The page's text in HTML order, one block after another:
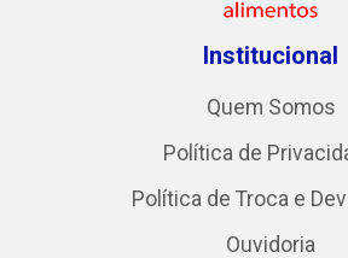
Institucional
Quem Somos
Política de
Política de Troca e
Ouvidoria